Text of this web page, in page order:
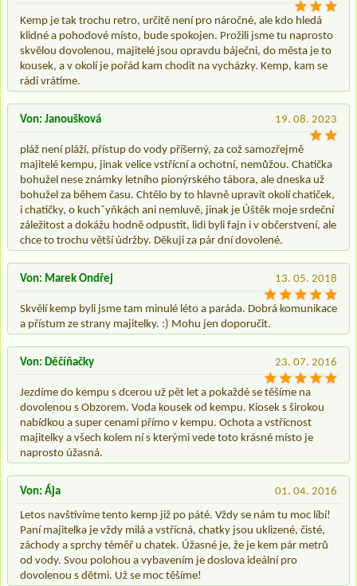
Kemp je tak trochu retro, určitě není pro náročné, ale kdo hledá
klidné a pohodové místo, bude spokojen. Prožili jsme tu naprosto
skvělou dovolenou, majitelé jsou opravdu báječni, do města je to
kousek, a v okolí je pořád kam chodit na vycházky. Kemp, kam se
rádi vrátíme.
19. 08. 2023
Von: Janoušková
pláž není pláží, přístup do vody příšerný, za což samozřejmě
majitelé kempu, jinak velice vstřícní a ochotní, nemůžou. Chatička
bohužel nese známky letního pionýrského tábora, ale dneska už
bohužel za během času. Chtělo by to hlavně upravit okolí chatiček,
i chatičky, o kuchˇyňkách ani nemluvě, jinak je Úštěk moje srdeční
záležitost a dokážu hodně odpustit, lidi byli fajn i v občerstvení, ale
chce to trochu větší údržby. Děkuji za pár dní dovolené.
13. 05. 2018
Von: Marek Ondřej
Skvělí kemp byli jsme tam minulé léto a paráda. Dobrá komunikace
a přístum ze strany majitelky. :) Mohu jen doporučit.
23. 07. 2016
Von: Děčíňačky
Jezdíme do kempu s dcerou už pět let a pokaždé se těšíme na
dovolenou s Obzorem. Voda kousek od kempu. Kiosek s širokou
nabídkou a super cenami přímo v kempu. Ochota a vstřícnost
majitelky a všech kolem ní s kterými vede toto krásné místo je
naprosto úžasná.
01. 04. 2016
Von: Ája
Letos navštívíme tento kemp již po páté. Vždy se nám tu moc líbí!
Paní majitelka je vždy milá a vstřícná, chatky jsou uklizené, čisté,
záchody a sprchy téměř u chatek. Úžasné je, že je kem pár metrů
od vody. Svou polohou a vybavením je doslova ideální pro
dovolenou s dětmi. Už se moc těšíme!